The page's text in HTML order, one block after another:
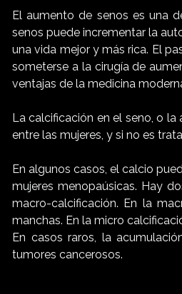
El aumento de senos es una
senos puede incrementar la
una vida mejor y más rica. El
someterse a la cirugía de
ventajas de la medicina
La calcificación en el seno, o
entre las mujeres, y si no es
En algunos casos, el calcio
mujeres menopaúsicas. Hay
macro-calcificación. En la
manchas. En la micro
En casos raros, la
tumores cancerosos.